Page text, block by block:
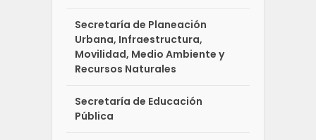
Secretaría de Planeación
Urbana, Infraestructura,
Movilidad, Medio Ambiente y
Recursos Naturales
Secretaría de Educación
Pública